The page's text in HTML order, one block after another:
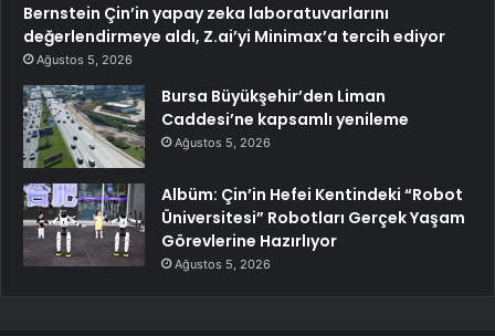
Bernstein Çin’in yapay zeka laboratuvarlarını
değerlendirmeye aldı, Z.ai’yi Minimax’a tercih ediyor
Ağustos 5, 2026
Bursa Büyükşehir’den Liman
Caddesi’ne kapsamlı yenileme
Ağustos 5, 2026
Albüm: Çin’in Hefei Kentindeki “Robot
Üniversitesi” Robotları Gerçek Yaşam
Görevlerine Hazırlıyor
Ağustos 5, 2026